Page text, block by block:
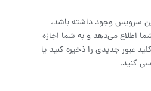
این سرویس وجود داشته باشد،
شما اطلاع می‌دهد و به شما اجازه
عبور جدیدی را ذخیره کنید یا
کنید.